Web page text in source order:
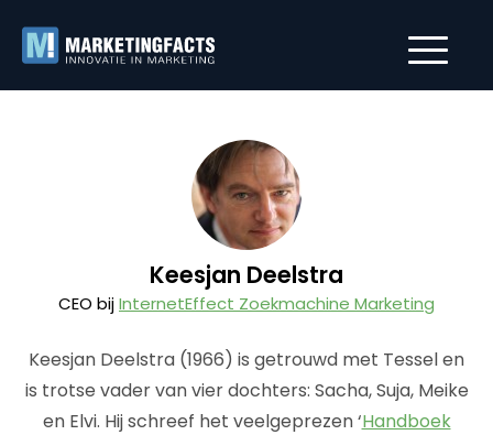
Keesjan Deelstra
CEO bijInternetEffect Zoekmachine Marketing
Keesjan Deelstra (1966) is getrouwd met Tessel en
is trotse vader van vier dochters: Sacha, Suja, Meike
en Elvi. Hij schreef het veelgeprezen ‘Handboek